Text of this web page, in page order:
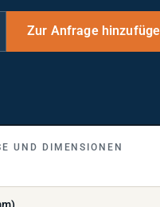
UND DIMENSIONEN